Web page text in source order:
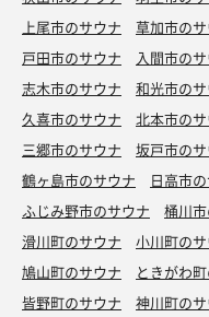
上尾市のサウナ
草加市の
戸田市のサウナ
入間市の
志木市のサウナ
和光市の
久喜市のサウナ
北本市の
三郷市のサウナ
坂戸市の
鶴ヶ島市のサウナ
日高市
ふじみ野市のサウナ
桶川
滑川町のサウナ
小川町の
鳩山町のサウナ
ときがわ
皆野町のサウナ
神川町の